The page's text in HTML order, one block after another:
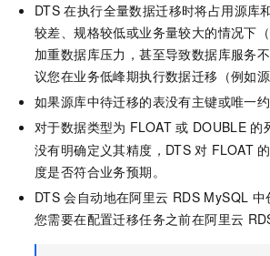
DTS 在执行全量数据迁移时将占用源库
较差、规格较低或业务量较大的情况下
加重数据库压力，甚至导致数据库服务
议您在业务低峰期执行数据迁移（例如
如果源库中待迁移的表没有主键或唯一
对于数据类型为 FLOAT 或 DOUBLE 的
没有明确定义其精度，DTS 对 FLOAT
度是否符合业务预期。
DTS 会自动地在阿里云 RDS MySQL 中
您需要在配置迁移任务之前在阿里云
Happy 系列大模型
新一代 AI 视频生成模型，深度适配广告营销等场景
人工智
大模型解决方案
快速部署 Dify，高效搭建 AI 应用
10 分钟在聊天系统中增加一个 AI 助手 即刻拥
AI 开发和 AI 应用解决方案
广告营